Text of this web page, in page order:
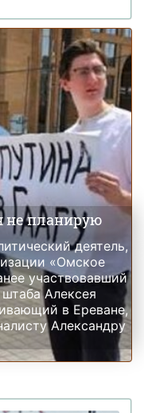
не планирую
деятель,
«Омское
участвовавший
Алексея
в Ереване,
Александру